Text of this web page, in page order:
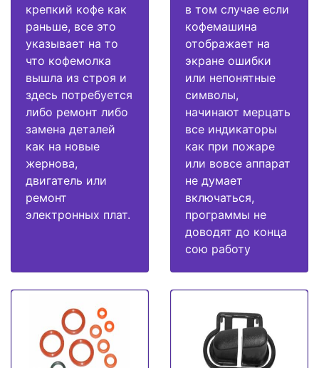
крепкий кофе как
раньше, все это
указывает на то
что кофемолка
вышла из строя и
здесь потребуется
либо ремонт либо
замена деталей
как на новые
жернова,
двигатель или
ремонт
электронных плат.
в том случае если
кофемашина
отображает на
экране ошибки
или непонятные
символы,
начинают мерцать
все индикаторы
как при пожаре
или вовсе аппарат
не думает
включаться,
программы не
доводят до конца
сою работу